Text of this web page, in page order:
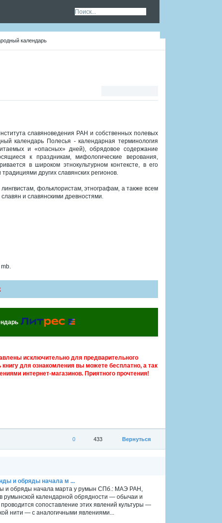
календарь
славяноведения РАН и собственных полевых
календарь Полесья - календарная терминология
и «опасных» дней), обрядовое содержание
к праздникам, мифологические верования,
в широком этнокультурном контексте, в его
других славянских регионов.
фольклористам, этнографам, а также всем
и славянскими древностями.
исключительно для предварительного
для ознакомления вы можете бесплатно, а так
интернет-магазинов. Приятного прочтения!
Вернуться
433
0
и обряды начала м ...
и обряды начала марта у румын СПб.: МАЭ РАН,
румынской календарной обрядности — обычаи и
сопоставление этих явлений культуры —
нити — с аналогичными явлениями...